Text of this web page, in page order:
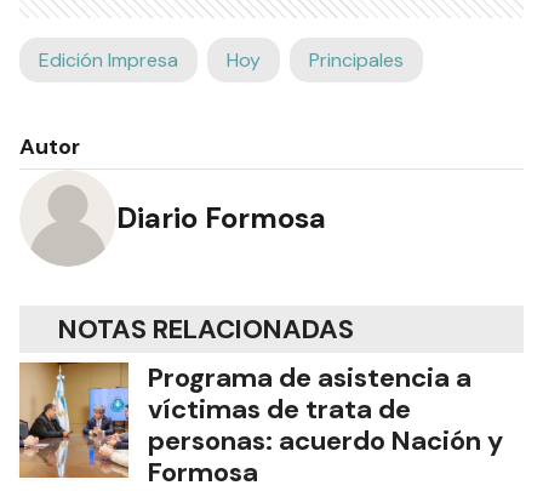
Edición Impresa Hoy Principales
Autor
Diario Formosa
NOTAS RELACIONADAS
Programa de asistencia a
víctimas de trata de
personas: acuerdo Nación y
Formosa